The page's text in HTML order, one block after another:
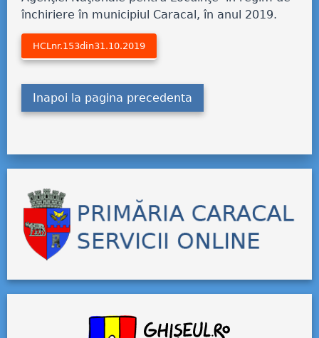
închiriere în municipiul Caracal, în anul 2019.
HCLnr.153din31.10.2019
Inapoi la pagina precedenta